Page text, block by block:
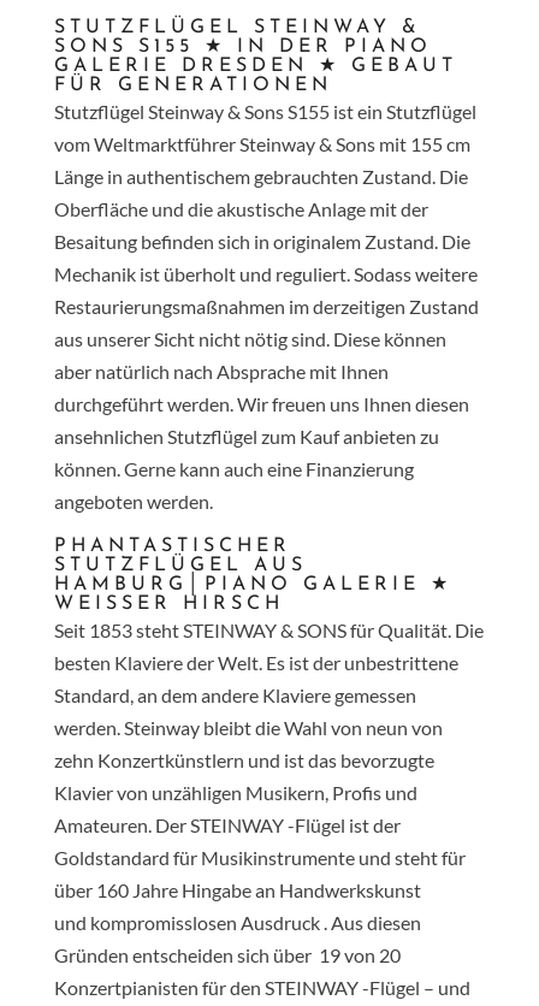
STUTZFLÜGEL STEINWAY &
SONS S155 ★ IN DER PIANO
GALERIE DRESDEN ★ GEBAUT
FÜR GENERATIONEN
Stutzflügel Steinway & Sons S155 ist ein Stutzflügel
vom Weltmarktführer Steinway & Sons mit 155 cm
Länge in authentischem gebrauchten Zustand. Die
Oberfläche und die akustische Anlage mit der
Besaitung befinden sich in originalem Zustand. Die
Mechanik ist überholt und reguliert. Sodass weitere
Restaurierungsmaßnahmen im derzeitigen Zustand
aus unserer Sicht nicht nötig sind. Diese können
aber natürlich nach Absprache mit Ihnen
durchgeführt werden. Wir freuen uns Ihnen diesen
ansehnlichen Stutzflügel zum Kauf anbieten zu
können. Gerne kann auch eine Finanzierung
angeboten werden.
PHANTASTISCHER
STUTZFLÜGEL AUS
HAMBURG│PIANO GALERIE ★
WEISSER HIRSCH
Seit 1853 stehtSTEINWAY & SONSfür Qualität. Die
besten Klaviere der Welt. Es ist der unbestrittene
Standard, an dem andere Klaviere gemessen
werden. Steinway bleibt die Wahl von neun von
zehn Konzertkünstlern und ist das bevorzugte
Klavier von unzähligen Musikern, Profis und
Amateuren. Der STEINWAY -Flügel ist der
Goldstandard für Musikinstrumente und steht für
über 160 Jahre Hingabe an Handwerkskunst
und kompromisslosen Ausdruck . Aus diesen
Gründen entscheiden sich über 19 von 20
Konzertpianisten für den STEINWAY -Flügel – und